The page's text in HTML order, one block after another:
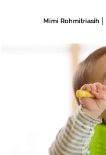
Mimi Rohmitriasih